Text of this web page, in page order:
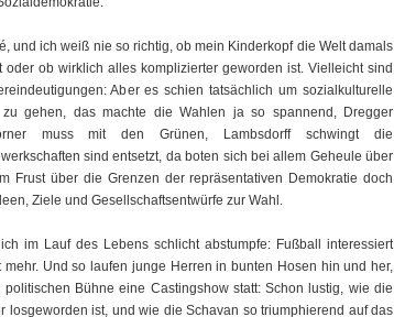
und ich weiß nie so richtig, ob mein Kinderkopf die Welt damals
oder ob wirklich alles komplizierter geworden ist. Vielleicht sind
Aber es schien tatsächlich um sozialkulturelle
zu gehen, das machte die Wahlen ja so spannend, Dregger
muss mit den Grünen, Lambsdorff schwingt die
sind entsetzt, da boten sich bei allem Geheule über
Frust über die Grenzen der repräsentativen Demokratie doch
Ziele und Gesellschaftsentwürfe zur Wahl.
im Lauf des Lebens schlicht abstumpfe: Fußball interessiert
Und so laufen junge Herren in bunten Hosen hin und her,
Bühne eine Castingshow statt: Schon lustig, wie die
losgeworden ist, und wie die Schavan so triumphierend auf das